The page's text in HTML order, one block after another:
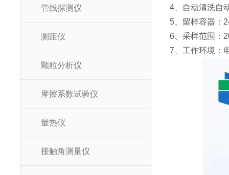
管线探测仪
测距仪
颗粒分析仪
摩擦系数试验仪
量热仪
接触角测量仪
4、自动清洗自
5、留样容器：
6、采样范围：
7、工作环境：